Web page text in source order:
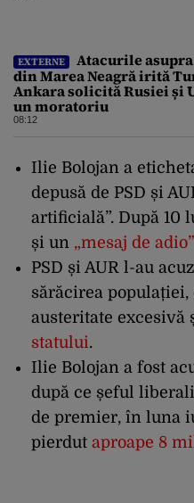
EXTERNE
Atacurile
din Marea Neagră irită
Ankara solicită Rusiei și
un moratoriu
08:12
Ilie Bolojan a
depusă de PSD și
artificială”. După 10
și un „mesaj de adio”
PSD și AUR l-au
sărăcirea populației,
austeritate excesivă
statului.
Ilie Bolojan a fost
după ce șeful
de premier, în luna
pierdut aproape 8